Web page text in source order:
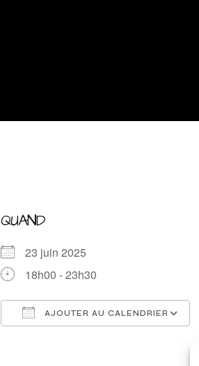
QUAND
23 juin 2025
18h00 - 23h30
AJOUTER AU CALENDRIER